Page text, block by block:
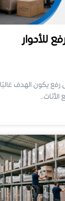
للأدوار
يكون الهدف غالبًا
الأثاث…